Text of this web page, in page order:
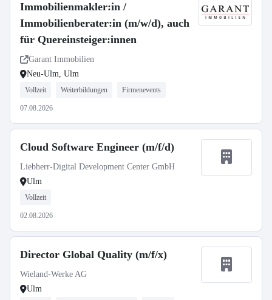
Immobilienmakler:in /
Immobilienberater:in (m/w/d), auch
für Quereinsteiger:innen
Garant Immobilien
Neu-Ulm, Ulm
Vollzeit Weiterbildungen Firmenevents
07.08.2026
Cloud Software Engineer (m/f/d)
Liebherr-Digital Development Center GmbH
Ulm
Vollzeit
02.08.2026
Director Global Quality (m/f/x)
Wieland-Werke AG
Ulm